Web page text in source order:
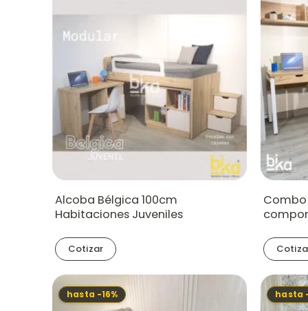
Alcoba Bélgica 100cm
Habitaciones Juveniles
Cotizar
hasta -16% hasta